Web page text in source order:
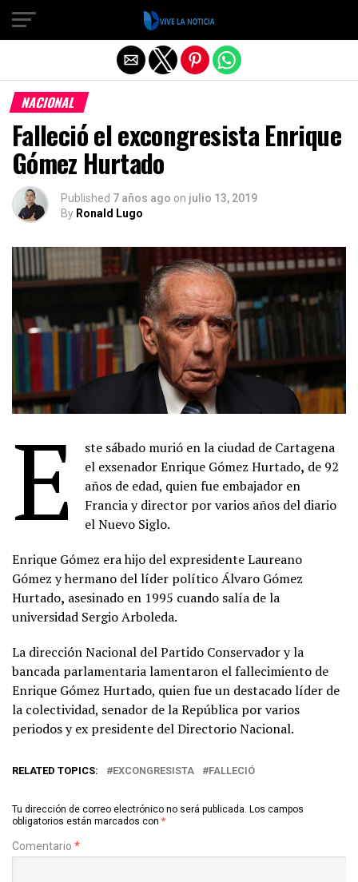
NACIONAL
Falleció el excongresista Enrique
Gómez Hurtado
Published 7 años ago on julio 13, 2019
By Ronald Lugo
E
ste sábado murió en la ciudad de Cartagena
el exsenador Enrique Gómez Hurtado, de 92
años de edad, quien fue embajador en
Francia y director por varios años del diario
el Nuevo Siglo.
Enrique Gómez era hijo del expresidente Laureano
Gómez y hermano del líder político Álvaro Gómez
Hurtado, asesinado en 1995 cuando salía de la
universidad Sergio Arboleda.
La dirección Nacional del Partido Conservador y la
bancada parlamentaria lamentaron el fallecimiento de
Enrique Gómez Hurtado, quien fue un destacado líder de
la colectividad, senador de la República por varios
periodos y ex presidente del Directorio Nacional.
RELATED TOPICS: EXCONGRESISTA FALLECIÓ
Tu dirección de correo electrónico no será publicada. Los campos
obligatorios están marcados con *
Comentario *
Salir de la versión móvil